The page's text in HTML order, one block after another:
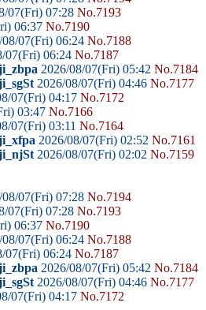
07(Fri) 07:28 No.7193
06:37 No.7190
08/07(Fri) 06:24 No.7188
07(Fri) 06:24 No.7187
2026/08/07(Fri) 05:42 No.7184
2026/08/07(Fri) 04:46 No.7177
07(Fri) 04:17 No.7172
03:47 No.7166
07(Fri) 03:11 No.7164
2026/08/07(Fri) 02:52 No.7161
2026/08/07(Fri) 02:02 No.7159
08/07(Fri) 07:28 No.7194
07(Fri) 07:28 No.7193
06:37 No.7190
08/07(Fri) 06:24 No.7188
07(Fri) 06:24 No.7187
2026/08/07(Fri) 05:42 No.7184
2026/08/07(Fri) 04:46 No.7177
07(Fri) 04:17 No.7172